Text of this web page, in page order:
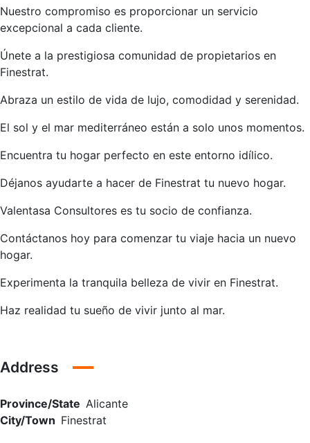
Nuestro compromiso es proporcionar un servicio
excepcional a cada cliente.
Únete a la prestigiosa comunidad de propietarios en
Finestrat.
Abraza un estilo de vida de lujo, comodidad y serenidad.
El sol y el mar mediterráneo están a solo unos momentos.
Encuentra tu hogar perfecto en este entorno idílico.
Déjanos ayudarte a hacer de Finestrat tu nuevo hogar.
Valentasa Consultores es tu socio de confianza.
Contáctanos hoy para comenzar tu viaje hacia un nuevo
hogar.
Experimenta la tranquila belleza de vivir en Finestrat.
Haz realidad tu sueño de vivir junto al mar.
Address
Province/State Alicante
City/Town Finestrat